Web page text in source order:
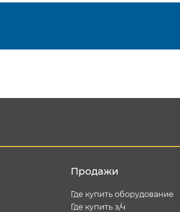
Продажи
Где купить оборудование
Где купить з/ч